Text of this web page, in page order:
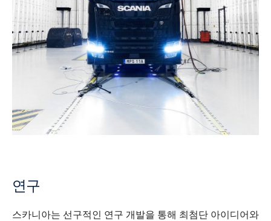
연구
스카니아는 선구적인 연구 개발을 통해 최첨단 아이디어와